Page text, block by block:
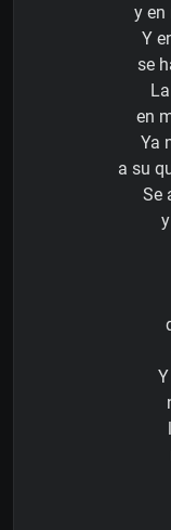
y en
Y
se
en
Ya
a su
Se